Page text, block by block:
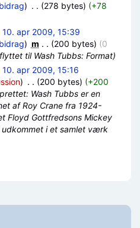
bidrag) . . (278 bytes) (+78
10. apr 2009, 15:39
bidrag) m . . (200 bytes) (0
til Wash Tubbs: Format)
10. apr 2009, 15:16
) . . (200 bytes) (+200
Wash Tubbs er en
af Roy Crane fra 1924-
Floyd Gottfredsons Mickey
udkommet i et samlet værk